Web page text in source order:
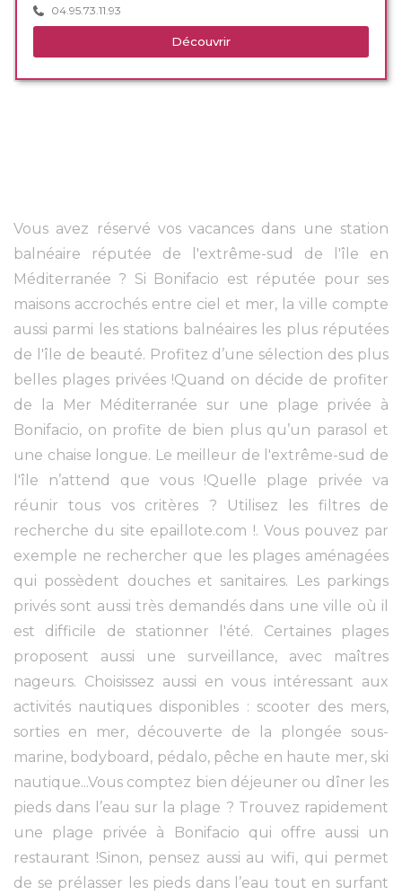
04.95.73.11.93
Découvrir
Vous avez réservé vos vacances dans une station
balnéaire réputée de l'extrême-sud de l'île en
Méditerranée ? Si Bonifacio est réputée pour ses
maisons accrochés entre ciel et mer, la ville compte
aussi parmi les stations balnéaires les plus réputées
de l'île de beauté. Profitez d’une sélection des plus
belles plages privées !Quand on décide de profiter
de la Mer Méditerranée sur une plage privée à
Bonifacio, on profite de bien plus qu’un parasol et
une chaise longue. Le meilleur de l'extrême-sud de
l'île n’attend que vous !Quelle plage privée va
réunir tous vos critères ? Utilisez les filtres de
recherche du site epaillote.com !. Vous pouvez par
exemple ne rechercher que les plages aménagées
qui possèdent douches et sanitaires. Les parkings
privés sont aussi très demandés dans une ville où il
est difficile de stationner l'été. Certaines plages
proposent aussi une surveillance, avec maîtres
nageurs. Choisissez aussi en vous intéressant aux
activités nautiques disponibles : scooter des mers,
sorties en mer, découverte de la plongée sous-
marine, bodyboard, pédalo, pêche en haute mer, ski
nautique...Vous comptez bien déjeuner ou dîner les
pieds dans l’eau sur la plage ? Trouvez rapidement
une plage privée à Bonifacio qui offre aussi un
restaurant !Sinon, pensez aussi au wifi, qui permet
de se prélasser les pieds dans l’eau tout en surfant